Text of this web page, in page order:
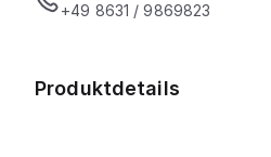
+49 8631 / 9869823
Produktdetails